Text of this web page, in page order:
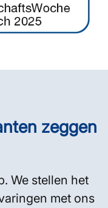
zeggen
We stellen het
met ons